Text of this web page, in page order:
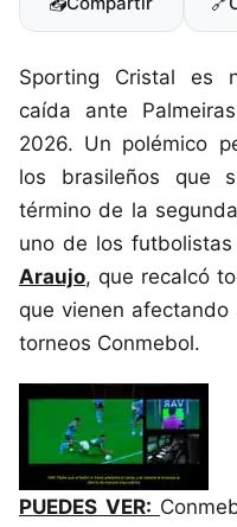
Sporting Cristal es
caída ante
2026. Un polémico
los brasileños que
término de la
uno de los
Araujo, que recalcó
que vienen afectando
torneos Conmebol.
PUEDES VER: